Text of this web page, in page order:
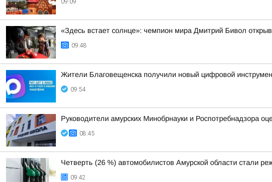
09:09
«Здесь встает солнце»: чемпион мира Дмитрий Бивол
09:48
Жители Благовещенска получили новый цифровой
09:54
Руководители амурских Минобрнауки и Роспотребнадзора
08:45
Четверть (26 %) автомобилистов Амурской области стали
09:42